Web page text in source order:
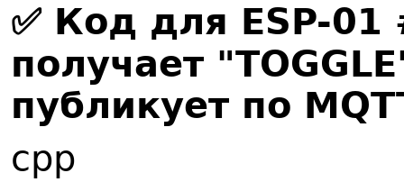
✅ Код для ESP-
получает
публикует по
cpp